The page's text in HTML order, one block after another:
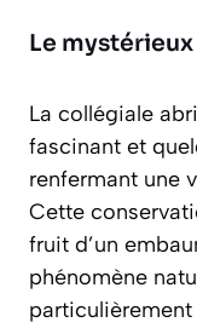
Le
La collégiale
fascinant et
renfermant une
Cette
fruit d’un
phénomène
particulièrement